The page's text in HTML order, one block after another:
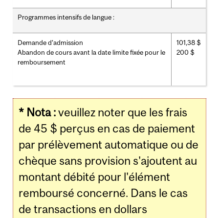
Programmes intensifs de langue :
Demande d'admission
Abandon de cours avant la date limite fixée pour le
remboursement
101,38 $
200 $
* Nota :veuillez noter que les frais
de 45 $ perçus en cas de paiement
par prélèvement automatique ou de
chèque sans provision s'ajoutent au
montant débité pour l'élément
remboursé concerné. Dans le cas
de transactions en dollars